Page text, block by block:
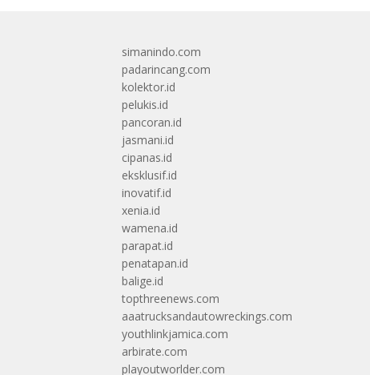
simanindo.com
padarincang.com
kolektor.id
pelukis.id
pancoran.id
jasmani.id
cipanas.id
eksklusif.id
inovatif.id
xenia.id
wamena.id
parapat.id
penatapan.id
balige.id
topthreenews.com
aaatrucksandautowreckings.com
youthlinkjamica.com
arbirate.com
playoutworlder.com